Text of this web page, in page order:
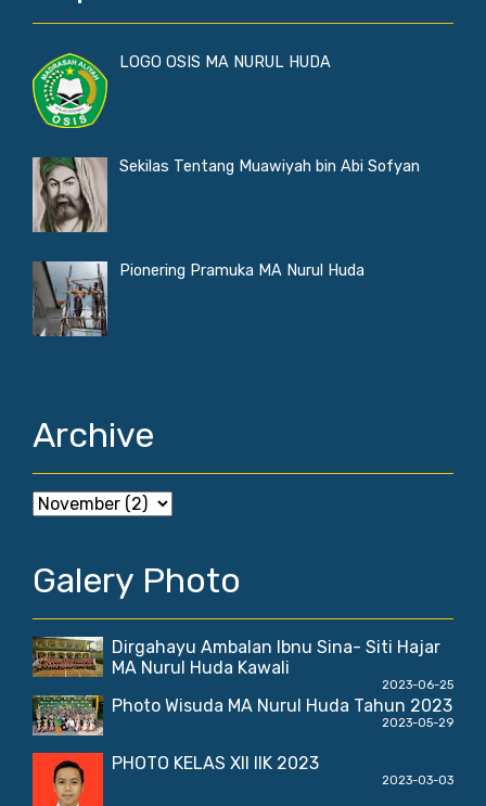
LOGO OSIS MA NURUL HUDA
Sekilas Tentang Muawiyah bin Abi Sofyan
Pionering Pramuka MA Nurul Huda
Archive
Galery Photo
Dirgahayu Ambalan Ibnu Sina- Siti Hajar
MA Nurul Huda Kawali
2023-06-25
Photo Wisuda MA Nurul Huda Tahun 2023
2023-05-29
PHOTO KELAS XII IIK 2023
2023-03-03